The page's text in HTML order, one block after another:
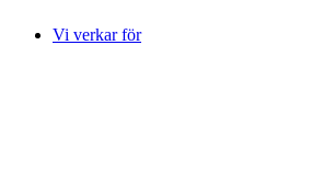
Vi verkar för